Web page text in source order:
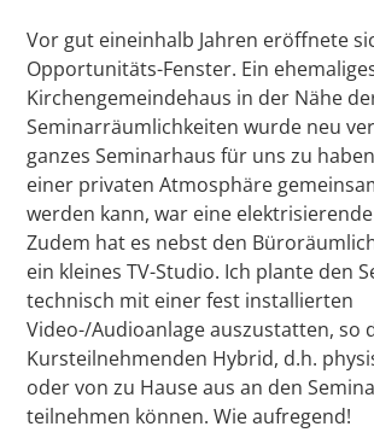
Vor gut eineinhalb Jahren eröffnete
Opportunitäts-Fenster. Ein
Kirchengemeindehaus in der Nähe
Seminarräumlichkeiten wurde neu
ganzes Seminarhaus für uns zu
einer privaten Atmosphäre
werden kann, war eine
Zudem hat es nebst den
ein kleines TV-Studio. Ich plante den
technisch mit einer fest installierten
Video-/Audioanlage auszustatten, so
Kursteilnehmenden Hybrid, d.h.
oder von zu Hause aus an den
teilnehmen können. Wie aufregend!